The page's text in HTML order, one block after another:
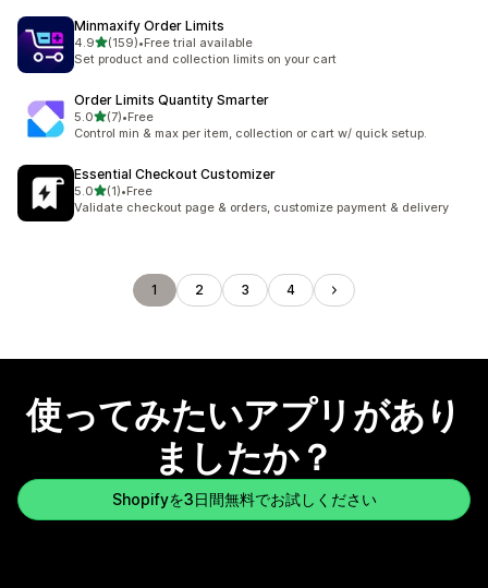
Minmaxify Order Limits
4.95つ星中
(159)
合計レビュー数：159件
•Free trial available
Set product and collection limits on your cart
Order Limits Quantity Smarter
5.05つ星中
(7)
合計レビュー数：7件
•Free
Control min & max per item, collection or cart w/ quick setup.
Essential Checkout Customizer
5.05つ星中
(1)
合計レビュー数：1件
•Free
Validate checkout page & orders, customize payment & delivery
1 2 3 4
使ってみたいアプリがあり
ましたか？
Shopifyを3日間無料でお試しください